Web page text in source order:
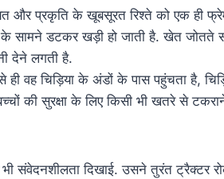
और प्रकृति के खूबसूरत रिश्ते को एक ही
के सामने डटकर खड़ी हो जाती है. खेत
देने लगती है.
ही वह चिड़िया के अंडों के पास पहुंचता है,
की सुरक्षा के लिए किसी भी खतरे से
संवेदनशीलता दिखाई. उसने तुरंत ट्रैक्टर